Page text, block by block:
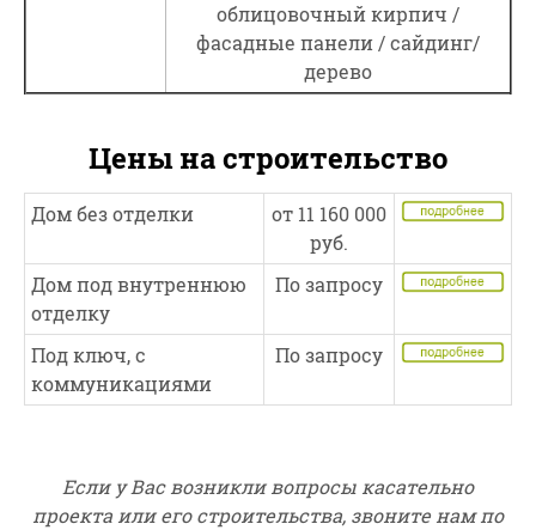
облицовочный кирпич /
фасадные панели / сайдинг/
дерево
Цены на строительство
Дом без отделки
от 11 160 000
руб.
Дом под внутреннюю
отделку
По запросу
Под ключ, с
коммуникациями
По запросу
Если у Вас возникли вопросы касательно
проекта или его строительства, звоните нам по